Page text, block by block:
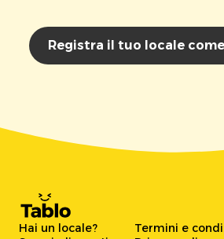
Registra il tuo locale
Hai un locale?
Termini e